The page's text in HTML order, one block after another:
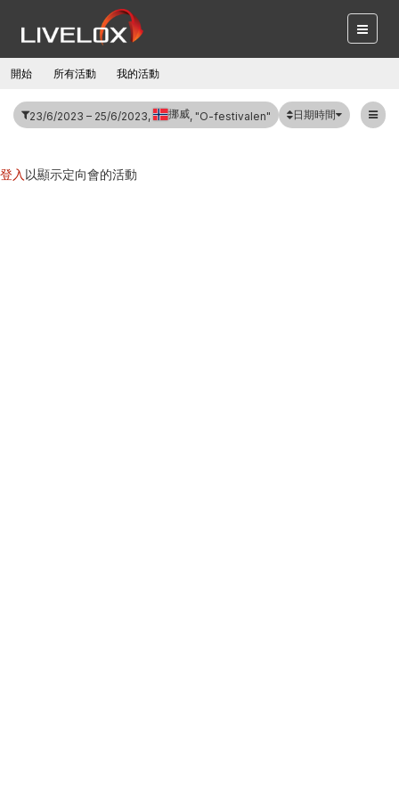
開始 所有活動 我的活動
23/6/2023 – 25/6/2023, 挪威, "O-festivalen" 日期時間
登入 以顯示定向會的活動